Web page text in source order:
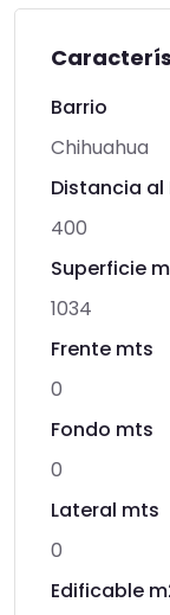
Barrio
Chihuahua
Distancia al
400
Superficie
1034
Frente mts
0
Fondo mts
0
Lateral mts
0
Edificable